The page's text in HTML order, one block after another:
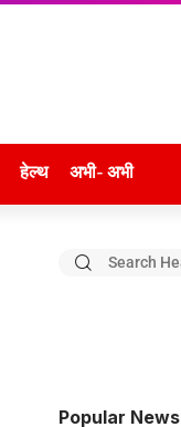
हेल्थ अभी- अभी
Popular News